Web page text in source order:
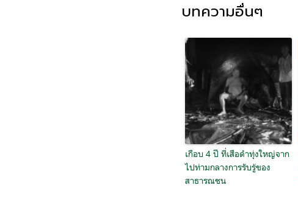
บทความอื่นๆ
เกือบ 4 ปี ที่เสือดำทุ่งใหญ่จาก
ไปท่ามกลางการรับรู้ของ
สาธารณชน